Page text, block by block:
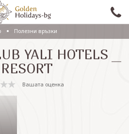
Полезни връзки
YALI HOTELS
Вашата оценка